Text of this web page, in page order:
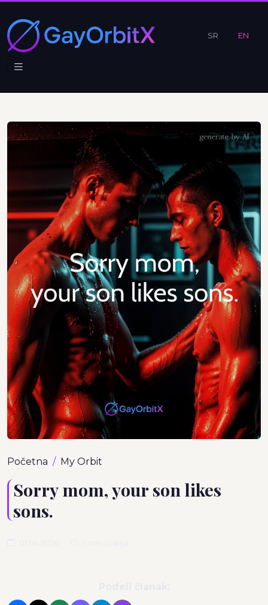
SR EN
Početna My Orbit
Sorry mom, your son likes
sons.